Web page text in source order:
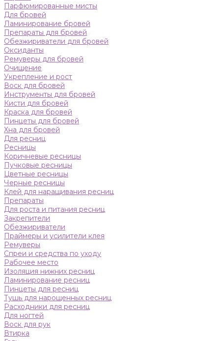
Парфюмированные мисты
Для бровей
Ламинирование бровей
Препараты для бровей
Обезжириватели для бровей
Оксиданты
Ремуверы для бровей
Очищение
Укрепление и рост
Воск для бровей
Инструменты для бровей
Кисти для бровей
Краска для бровей
Пинцеты для бровей
Хна для бровей
Для ресниц
Ресницы
Коричневые ресницы
Пучковые ресницы
Цветные ресницы
Черные ресницы
Клей для наращивания ресниц
Препараты
Для роста и питания ресниц
Закрепители
Обезжириватели
Праймеры и усилители клея
Ремуверы
Спреи и средства по уходу
Рабочее место
Изоляция нижних ресниц
Ламинирование ресниц
Пинцеты для ресниц
Тушь для нарощенных ресниц
Расходники для ресниц
Для ногтей
Воск для рук
Втирка